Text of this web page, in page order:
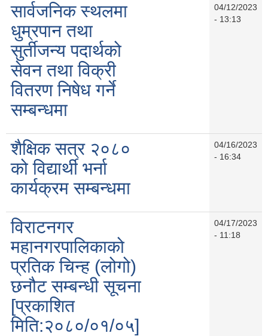
सार्वजनिक स्थलमा
धुम्रपान तथा
सुर्तीजन्य पदार्थको
सेवन तथा विक्री
वितरण निषेध गर्ने
सम्बन्धमा
04/12/2023
- 13:13
शैक्षिक सत्र २०८०
को विद्यार्थी भर्ना
कार्यक्रम सम्बन्धमा
04/16/2023
- 16:34
विराटनगर
महानगरपालिकाको
प्रतिक चिन्ह (लोगो)
छनौट सम्बन्धी सूचना
[प्रकाशित
मिति:२०८०/०१/०५]
04/17/2023
- 11:18